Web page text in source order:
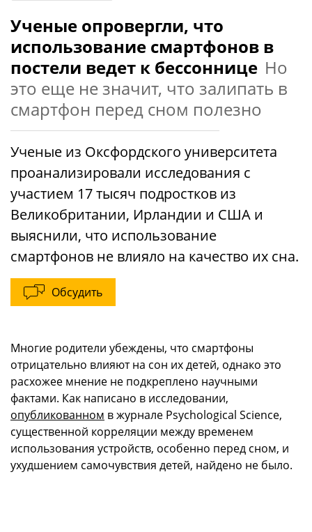
Ученые опровергли, что
использование смартфонов в
постели ведет к бессоннице Но
это еще не значит, что залипать в
смартфон перед сном полезно
Ученые из Оксфордского университета
проанализировали исследования с
участием 17 тысяч подростков из
Великобритании, Ирландии и США и
выяснили, что использование
смартфонов не влияло на качество их сна.
Обсудить
Многие родители убеждены, что смартфоны
отрицательно влияют на сон их детей, однако это
расхожее мнение не подкреплено научными
фактами. Как написано в исследовании,
опубликованном в журнале Psychological Science,
существенной корреляции между временем
использования устройств, особенно перед сном, и
ухудшением самочувствия детей, найдено не было.